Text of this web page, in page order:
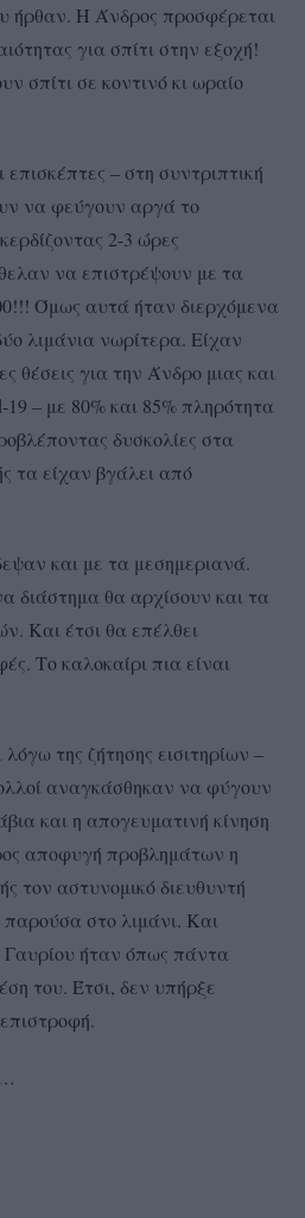
ήρθαν. Η Άνδρος προσφέρεται
για σπίτι στην εξοχή!
σπίτι σε κοντινό κι ωραίο
– στη συντριπτική
να φεύγουν αργά το
2-3 ώρες
να επιστρέψουν με τα
Όμως αυτά ήταν διερχόμενα
λιμάνια νωρίτερα. Είχαν
θέσεις για την Άνδρο μιας και
– με 80% και 85% πληρότητα
δυσκολίες στα
τα είχαν βγάλει από
και με τα μεσημεριανά.
διάστημα θα αρχίσουν και τα
Και έτσι θα επέλθει
Το καλοκαίρι πια είναι
της ζήτησης εισιτηρίων –
αναγκάσθηκαν να φύγουν
και η απογευματινή κίνηση
αποφυγή προβλημάτων η
τον αστυνομικό διευθυντή
στο λιμάνι. Και
Γαυρίου ήταν όπως πάντα
του. Έτσι, δεν υπήρξε